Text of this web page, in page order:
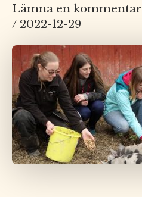
Lämna en kommentar
/ 2022-12-29